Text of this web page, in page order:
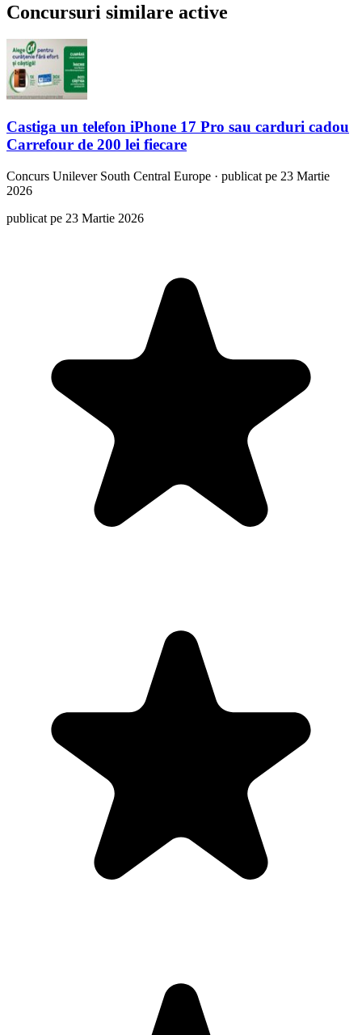
Concursuri similare active
Castiga un telefon iPhone 17 Pro sau carduri cadou
Carrefour de 200 lei fiecare
Concurs Unilever South Central Europe · publicat pe 23 Martie
2026
publicat pe 23 Martie 2026